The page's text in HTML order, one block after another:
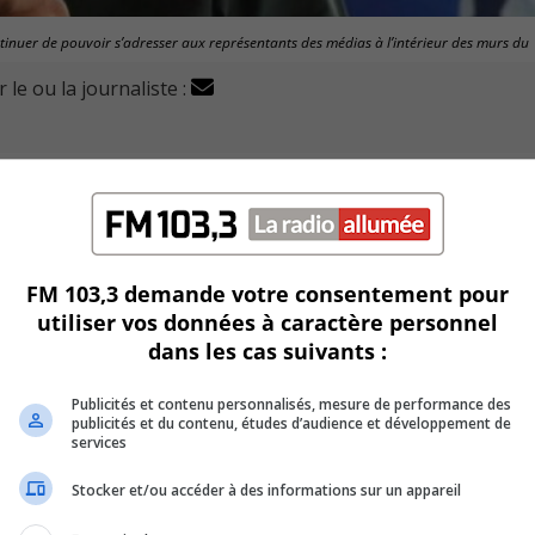
de pouvoir s’adresser aux représentants des médias à l’intérieur des murs du
le ou la journaliste :
place dans l’enceinte de l’Assemblée nationale à
Roy ».
ce mardi 29 novembre.
pour la députée de Montarville pour occuper le poste
mais comme la Coalition avenir Québec est
de penser aux 530 000 Québécois qui ont voté pour le PCQ.
de s’adresser aux médias à l’intérieur du parlement.
FM 103,3 demande votre consentement pour
utiliser vos données à caractère personnel
dans les cas suivants :
Publicités et contenu personnalisés, mesure de performance des
publicités et du contenu, études d’audience et développement de
services
Stocker et/ou accéder à des informations sur un appareil